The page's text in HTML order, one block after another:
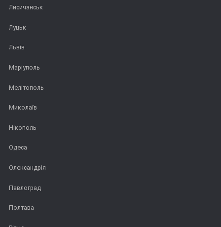
Лисичанськ
Луцьк
Львів
Маріуполь
Мелітополь
Миколаїв
Нікополь
Одеса
Олександрія
Павлоград
Полтава